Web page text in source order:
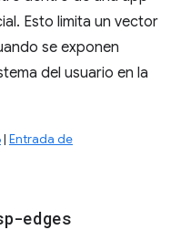
Esto limita un vector
se exponen
del usuario en la
| Entrada de
edges